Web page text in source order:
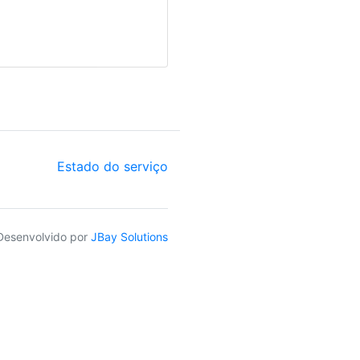
Estado do serviço
por JBay Solutions